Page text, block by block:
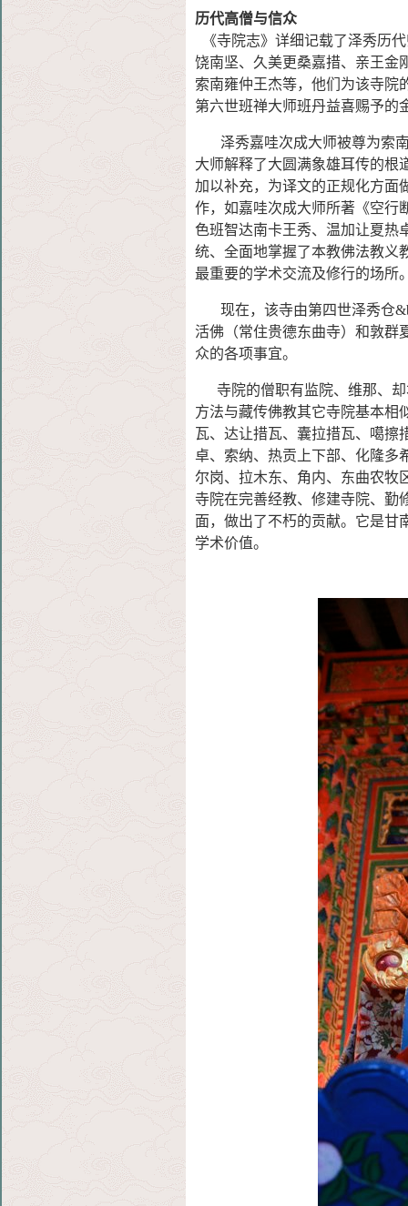
历代高僧与信众
《寺院志》详细记载了泽秀历
饶南坚、久美更桑嘉措、亲王金
索南雍仲王杰等，他们为该寺院
第六世班禅大师班丹益喜赐予的
泽秀嘉哇次成大师被尊为索南
大师解释了大圆满象雄耳传的根
加以补充，为译文的正规化方面
作，如嘉哇次成大师所著《空行
色班智达南卡王秀、温加让夏热
统、全面地掌握了本教佛法教义
最重要的学术交流及修行的场所
现在，该寺由第四世泽秀仓
活佛（常住贵德东曲寺）和敦群
众的各项事宜。
寺院的僧职有监院、维那、却
方法与藏传佛教其它寺院基本相
瓦、达让措瓦、囊拉措瓦、噶擦
卓、索纳、热贡上下部、化隆多
尔岗、拉木东、角内、东曲农牧
寺院在完善经教、修建寺院、勤
面，做出了不朽的贡献。它是甘
学术价值。